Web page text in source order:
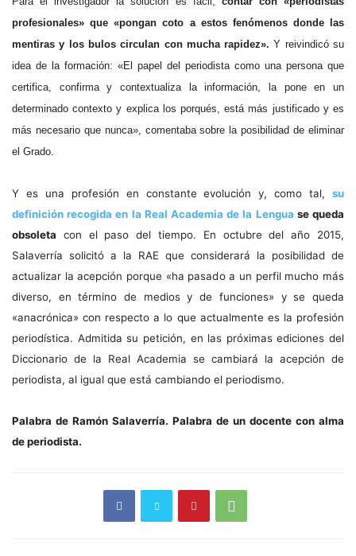
profesionales» que «pongan coto a estos fenómenos donde las
mentiras y los bulos circulan con mucha rapidez».Y reivindicó su
idea de la formación: «El papel del periodista como una persona que
certifica, confirma y contextualiza la información, la pone en un
determinado contexto y explica los porqués, está más justificado y es
más necesario que nunca», comentaba sobre la posibilidad de eliminar
el Grado.
Y es una profesión en constante evolución y, como tal, su
definición recogida en la Real Academia de la Lengua se queda
obsoleta con el paso del tiempo. En octubre del año 2015,
Salaverría solicitó a la RAE que considerará la posibilidad de
actualizar la acepción porque «ha pasado a un perfil mucho más
diverso, en término de medios y de funciones» y se queda
«anacrónica» con respecto a lo que actualmente es la profesión
periodística. Admitida su petición, en las próximas ediciones del
Diccionario de la Real Academia se cambiará la acepción de
periodista, al igual que está cambiando el periodismo.
Palabra de Ramón Salaverría. Palabra de un docente con alma
de periodista.